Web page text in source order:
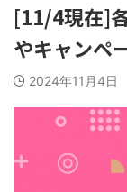
[11/4現在]
やキャンペ
2024年11月4日